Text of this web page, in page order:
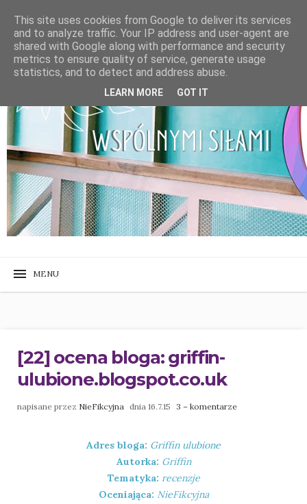
[22] ocena bloga: griffin-
ulubione.blogspot.co.uk
napisane przez NieFikcyjna dnia 16.7.15 3 – komentarze
Adres bloga: Griffin ulubione
Autorka: Griffin
Tematyka: recenzje
Oceniająca: NieFikcyjna
This site uses cookies from Google to deliver its services
and to analyze traffic. Your IP address and user-agent are
shared with Google along with performance and security
metrics to ensure quality of service, generate usage
statistics, and to detect and address abuse.
LEARN MORE GOT IT